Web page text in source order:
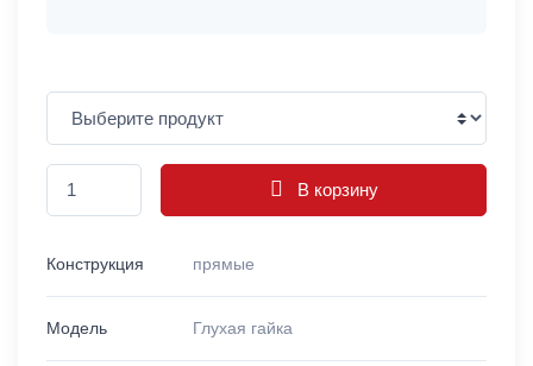
В корзину
Конструкция прямые
Модель Глухая гайка